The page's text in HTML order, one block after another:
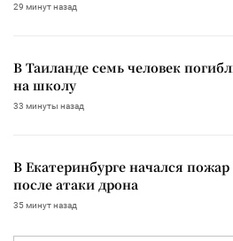
29 минут назад
В Таиланде семь человек
на школу
33 минуты назад
В Екатеринбурге начался
после атаки дрона
35 минут назад